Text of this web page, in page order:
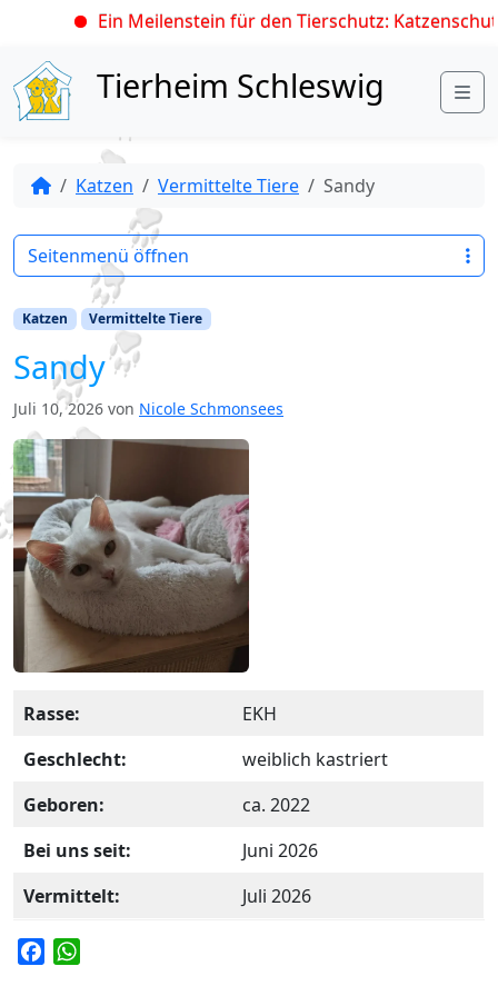
Ein Meilenstein für den Tierschutz:
Skip to content
Tierheim Schleswig
Katzen Vermittelte Tiere Sandy
Katzen Vermittelte Tiere
Sandy
Juli 10, 2026 von Nicole Schmonsees
Rasse:
EKH
Geschlecht:
weiblich kastriert
Geboren:
ca. 2022
Bei uns seit:
Juni 2026
Vermittelt:
Juli 2026
Seitenmenü öffnen